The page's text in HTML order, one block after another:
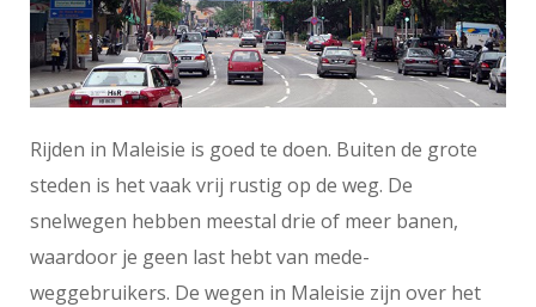
Rijden in Maleisie is goed te doen. Buiten de grote
steden is het vaak vrij rustig op de weg. De
snelwegen hebben meestal drie of meer banen,
waardoor je geen last hebt van mede-
weggebruikers. De wegen in Maleisie zijn over het